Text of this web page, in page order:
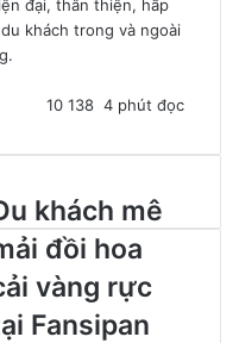
đại, thân thiện, hấp
khách trong và ngoài
10 138 4 phút đọc
khách mê
đồi hoa
vàng rực
Fansipan